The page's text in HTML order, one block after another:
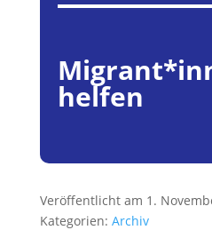
helfen
Veröffentlicht am 1.
Kategorien: Archiv